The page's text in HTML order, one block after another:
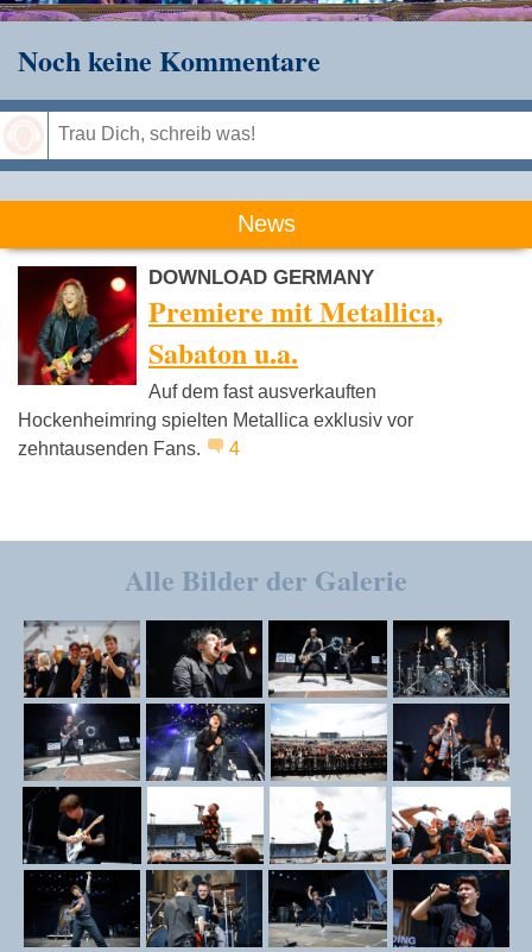
Noch keine Kommentare
News
DOWNLOAD GERMANY
Premiere mit Metallica,
Sabaton u.a.
Auf dem fast ausverkauften
Hockenheimring spielten Metallica exklusiv vor
zehntausenden Fans.
4
Alle Bilder der Galerie